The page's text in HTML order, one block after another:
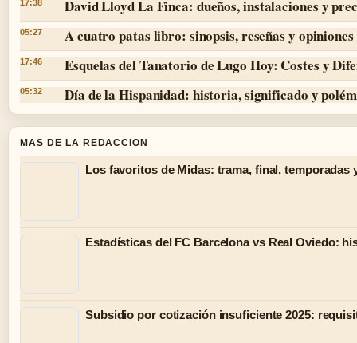
17:38 David Lloyd La Finca: dueños, instalaciones y
05:27 A cuatro patas libro: sinopsis, reseñas y opiniones
17:46 Esquelas del Tanatorio de Lugo Hoy: Costes y
05:32 Día de la Hispanidad: historia, significado y
MAS DE LA REDACCION
Los favoritos de Midas: trama, final, temporadas
Estadísticas del FC Barcelona vs Real Oviedo:
Subsidio por cotización insuficiente 2025: